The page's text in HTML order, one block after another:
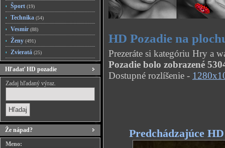
Šport (19)
Technika (54)
Vesmír (88)
Ženy (491)
Zvieratá (25)
Hľadať HD pozadie
Zadaj hľadaný výraz.
Že nápad?
Meno:
HD Pozadie na
Prezeráte si kategóriu Hry a
Pozadie bolo zobrazené
Dostupné rozlíšenie -
Predchádzajúce